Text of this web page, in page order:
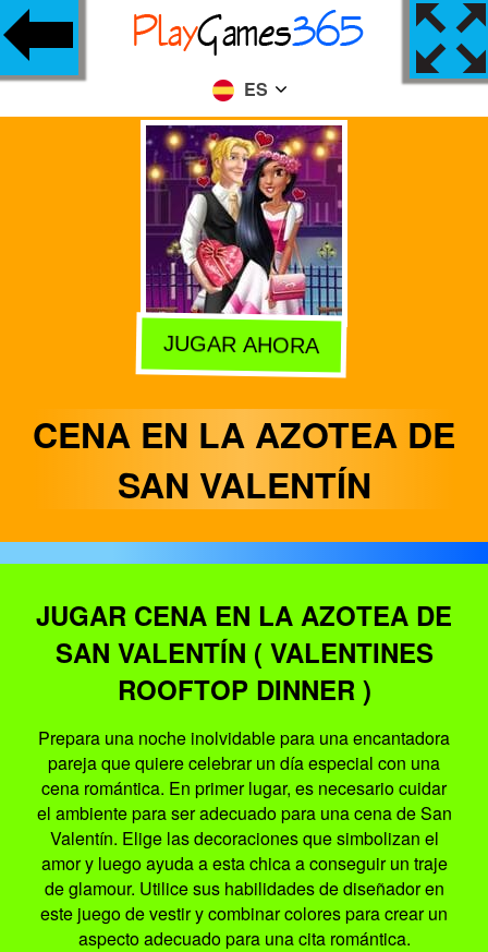
ES
JUGAR AHORA
CENA EN LA AZOTEA DE
SAN VALENTÍN
JUGAR CENA EN LA AZOTEA DE
SAN VALENTÍN ( VALENTINES
ROOFTOP DINNER )
Prepara una noche inolvidable para una encantadora
pareja que quiere celebrar un día especial con una
cena romántica. En primer lugar, es necesario cuidar
el ambiente para ser adecuado para una cena de San
Valentín. Elige las decoraciones que simbolizan el
amor y luego ayuda a esta chica a conseguir un traje
de glamour. Utilice sus habilidades de diseñador en
este juego de vestir y combinar colores para crear un
aspecto adecuado para una cita romántica.